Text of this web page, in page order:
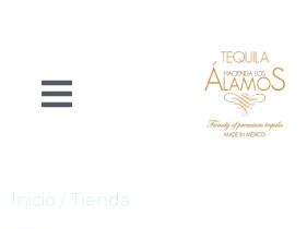
Inicio / Tienda